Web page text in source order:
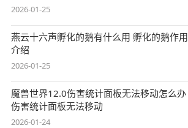
2026-01-25
燕云十六声孵化的鹅有什么用 孵化的鹅作用
介绍
2026-01-25
魔兽世界12.0伤害统计面板无法移动怎么办
伤害统计面板无法移动
2026-01-24